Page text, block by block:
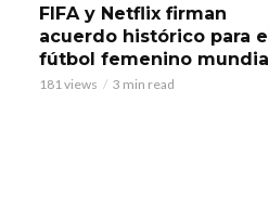
FIFA y Netflix firman
acuerdo histórico para el
fútbol femenino mundial
181 views 3 min read